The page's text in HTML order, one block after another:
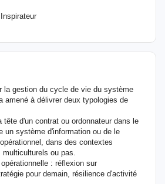
la gestion du cycle de vie du système
amené à délivrer deux typologies de
tête d'un contrat ou ordonnateur dans le
un système d'information ou de le
dans des contextes
multiculturels ou pas.
: réflexion sur
pour demain, résilience d'activité